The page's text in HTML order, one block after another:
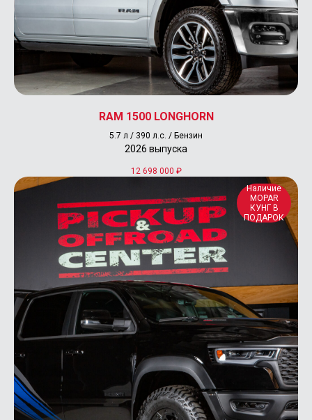
RAM 1500 LONGHORN
5.7 л / 390 л.с. / Бензин
2026 выпуска
12 698 000 ₽
Наличие
MOPAR
КУНГ В
ПОДАРОК
info@pickup-offroad-center.ru